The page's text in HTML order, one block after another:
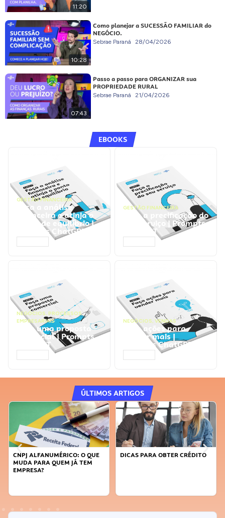
11:20
10:28
Como planejar a SUCESSÃO FAMILIAR do
NEGÓCIO.
Sebrae Paraná 28/04/2026
07:43
Passo a passo para ORGANIZAR sua
PROPRIEDADE RURAL
Sebrae Paraná 21/04/2026
EBOOKS
GESTÃO FINANCEIRA
Faça a análise
financeira e atinja o
ponto de equilíbrio |
Prompts ChatGPT
GESTÃO FINANCEIRA
Faça a precificação do
seu serviço | Prompts
ChatGPT
NEGÓCIOS, PROCESSOS
EMPRESARIAIS
Faça uma proposta
comercial | Prompts
ChatGPT
NEGÓCIOS, VENDAS
Faça ações para
vender mais |
Prompts ChatGPT
ÚLTIMOS ARTIGOS
DICAS PARA OBTER CRÉDITO
FAÇA A DIFERENÇA: SEJA